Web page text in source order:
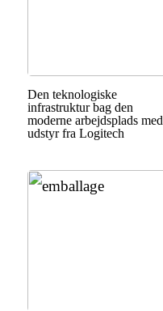
Den teknologiske
infrastruktur bag den
moderne arbejdsplads med
udstyr fra Logitech